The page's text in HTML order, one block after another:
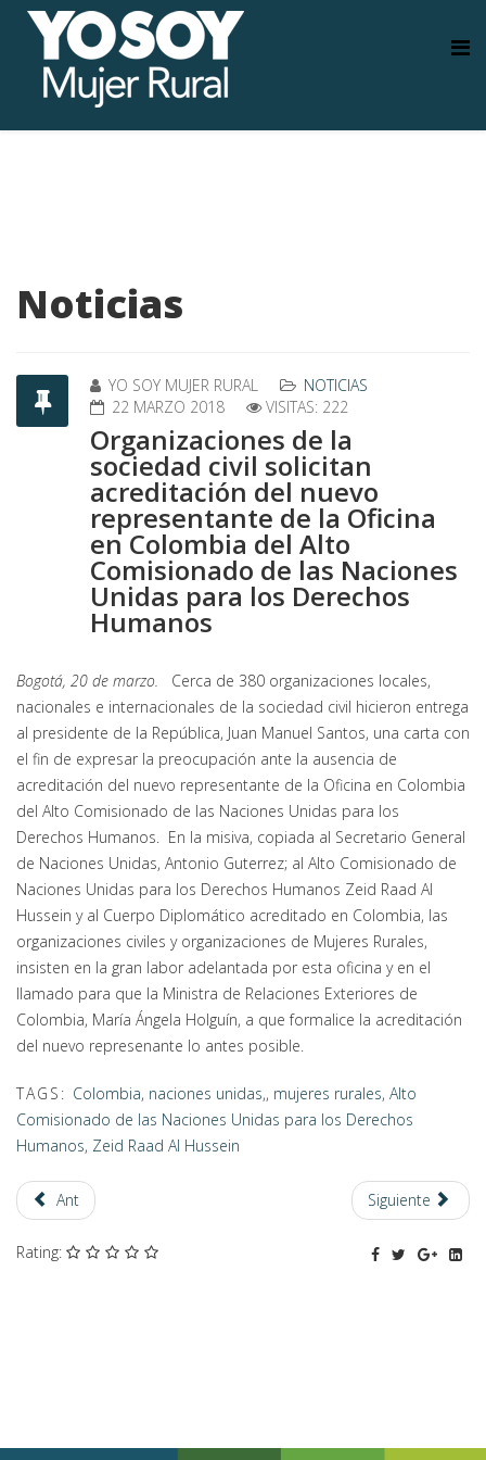
Noticias
YO SOY MUJER RURAL
NOTICIAS
22 MARZO 2018
VISITAS: 222
Organizaciones de la
sociedad civil solicitan
acreditación del nuevo
representante de la Oficina
en Colombia del Alto
Comisionado de las Naciones
Unidas para los Derechos
Humanos
Bogotá, 20 de marzo. Cerca de 380 organizaciones locales,
nacionales e internacionales de la sociedad civil hicieron entrega
al presidente de la República, Juan Manuel Santos, una carta con
el fin de expresar la preocupación ante la ausencia de
acreditación del nuevo representante de la Oficina en Colombia
del Alto Comisionado de las Naciones Unidas para los
Derechos Humanos. En la misiva, copiada al Secretario General
de Naciones Unidas, Antonio Guterrez; al Alto Comisionado de
Naciones Unidas para los Derechos Humanos Zeid Raad Al
Hussein y al Cuerpo Diplomático acreditado en Colombia, las
organizaciones civiles y organizaciones de Mujeres Rurales,
insisten en la gran labor adelantada por esta oficina y en el
llamado para que la Ministra de Relaciones Exteriores de
Colombia, María Ángela Holguín, a que formalice la acreditación
del nuevo represenante lo antes posible.
TAGS: Colombia, naciones unidas,, mujeres rurales, Alto
Comisionado de las Naciones Unidas para los Derechos
Humanos, Zeid Raad Al Hussein
Ant Siguiente
Rating: